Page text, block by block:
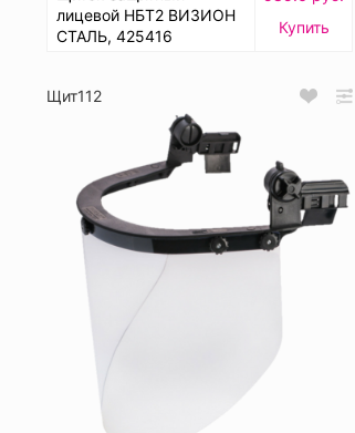
лицевой НБТ2 ВИЗИОН
СТАЛЬ, 425416
Купить
Щит112